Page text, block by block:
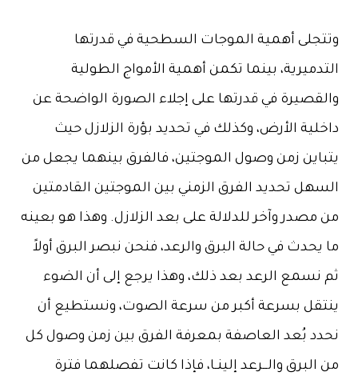
وتتجلى أهمية الموجات السطحية في قدرتها
التدميرية، بينما تكمن أهمية الأمواج الطولية
والقصيرة في قدرتها على إجلاء الصورة الواضحة عن
داخلية الأرض، وكذلك في تحديد بؤرة الزلازل حيث
يتباين زمن وصول الموجتين، فالفرق بينهما يجعل من
السهل تحديد الفرق الزمني بين الموجتين القادمتين
من مصدر وآخر للدلالة على بعد الزلازل. وهذا هو بعينه
ما يحدث في حالة البرق والرعد، فنحن نبصر البرق أولاً
ثم نسمع الرعد بعد ذلك، وهذا يرجع إلى أن الضوء
ينتقل بسرعة أكبر من سرعة الصوت، ونستطيع أن
نحدد بُعد العاصفة بمعرفة الفرق بين زمن وصول كل
من البرق والــرعد إلينـا، فإذا كانت تفصلهما فترة